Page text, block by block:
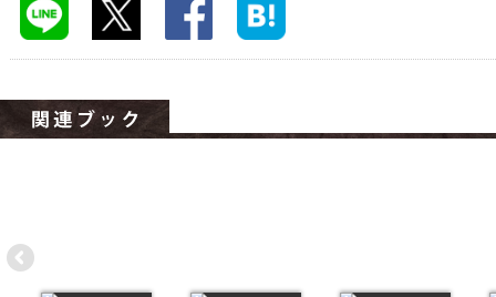
大学・専門学校ナビ
小・中学校ナビ